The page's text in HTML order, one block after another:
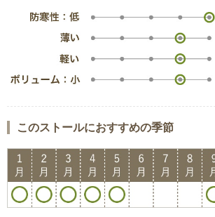
このストールにおすすめの季節